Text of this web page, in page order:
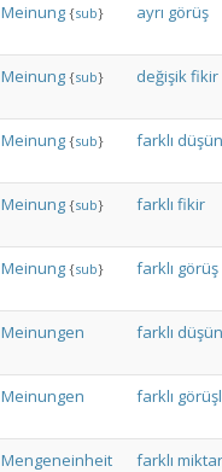
Meinung {sub}
ayrı görüş
Meinung {sub}
değişikfikir
Meinung {sub}
farklı
Meinung {sub}
farklı fikir
Meinung {sub}
farklı görüş
Meinungen farklı
Meinungen farklı
Mengeneinheit farklı miktar